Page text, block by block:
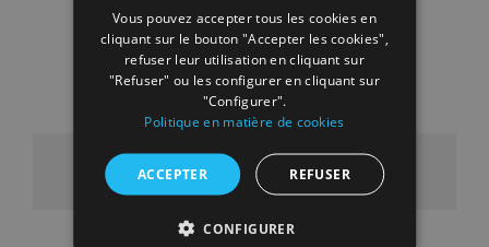
Facebook
X LinkedInWhatsApp
PinterestEmail
Vous pouvez accepter tous les cookies en
cliquant sur le bouton "Accepter les cookies",
refuser leur utilisation en cliquant sur
"Refuser" ou les configurer en cliquant sur
"Configurer".
Politique en matière de cookies
ACCEPTER REFUSER
CONFIGURER